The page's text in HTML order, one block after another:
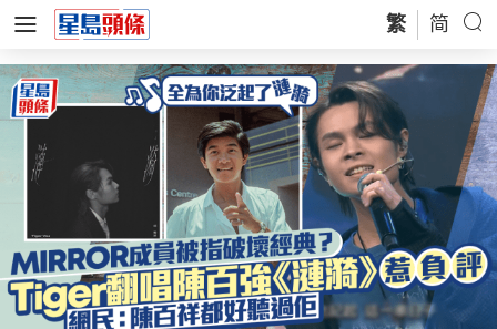
繁 简